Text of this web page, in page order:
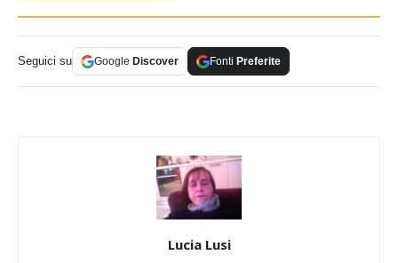
Seguici su Google Discover Fonti Preferite
Lucia Lusi